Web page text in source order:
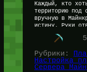
Каждый, кто
территорию под
вручную в
истину. Руки
умирает где-то
блоков.…
Рубрики:
Настройка
Сервера